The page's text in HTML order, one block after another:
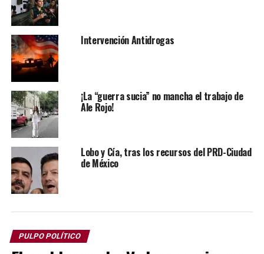
Después de esas declaraciones no volvió a ser recibido
por el expresidente, pero en política nada es casual.
ACTITUDES HOSTILES DE EU
Intervención Antidrogas
¡La “guerra sucia” no mancha el trabajo de
Ale Rojo!
Lobo y Cía, tras los recursos del PRD-Ciudad
de México
PULPO POLÍTICO